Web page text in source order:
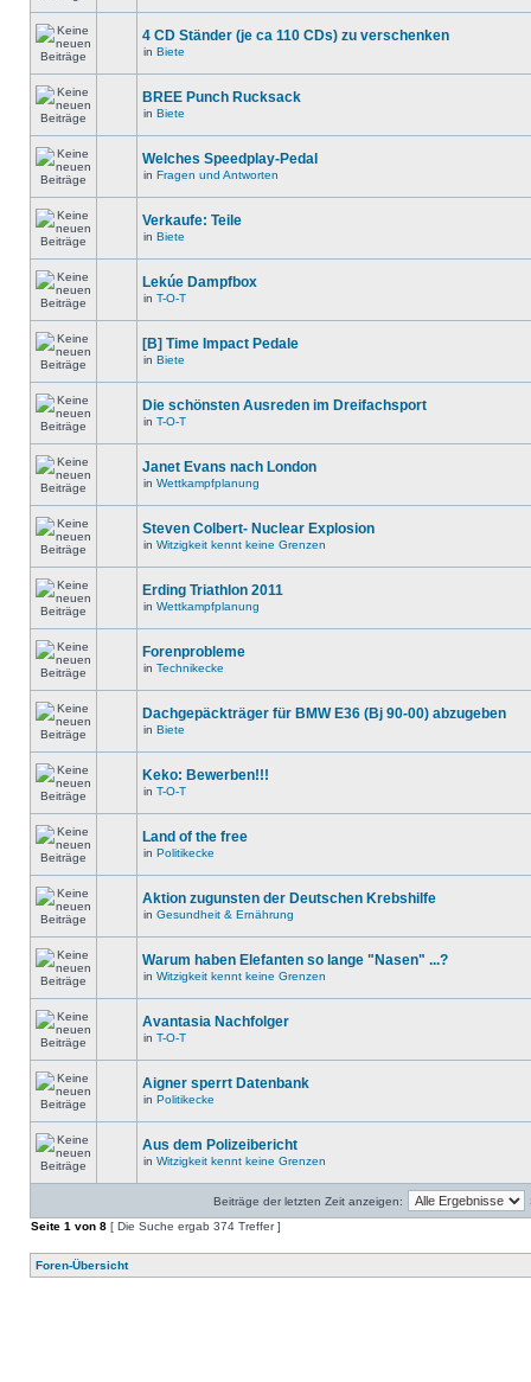
4 CD Ständer (je ca 110 CDs) zu verschenken
in Biete
BREE Punch Rucksack
in Biete
Welches Speedplay-Pedal
in Fragen und Antworten
Verkaufe: Teile
in Biete
Lekúe Dampfbox
in T-O-T
[B] Time Impact Pedale
in Biete
Die schönsten Ausreden im Dreifachsport
in T-O-T
Janet Evans nach London
in Wettkampfplanung
Steven Colbert- Nuclear Explosion
in Witzigkeit kennt keine Grenzen
Erding Triathlon 2011
in Wettkampfplanung
Forenprobleme
in Technikecke
Dachgepäckträger für BMW E36 (Bj 90-00) abzugeben
in Biete
Keko: Bewerben!!!
in T-O-T
Land of the free
in Politikecke
Aktion zugunsten der Deutschen Krebshilfe
in Gesundheit & Ernährung
Warum haben Elefanten so lange "Nasen" ...?
in Witzigkeit kennt keine Grenzen
Avantasia Nachfolger
in T-O-T
Aigner sperrt Datenbank
in Politikecke
Aus dem Polizeibericht
in Witzigkeit kennt keine Grenzen
Beiträge der letzten Zeit anzeigen:
Seite 1 von 8 [ Die Suche ergab 374 Treffer ]
Foren-Übersicht